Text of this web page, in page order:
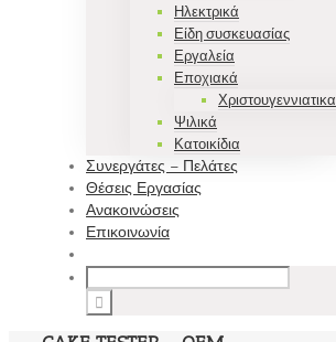
Ηλεκτρικά
Είδη συσκευασίας
Εργαλεία
Εποχιακά
Χριστουγεννιατικα
Ψιλικά
Κατοικίδια
Συνεργάτες – Πελάτες
Θέσεις Εργασίας
Ανακοινώσεις
Επικοινωνία